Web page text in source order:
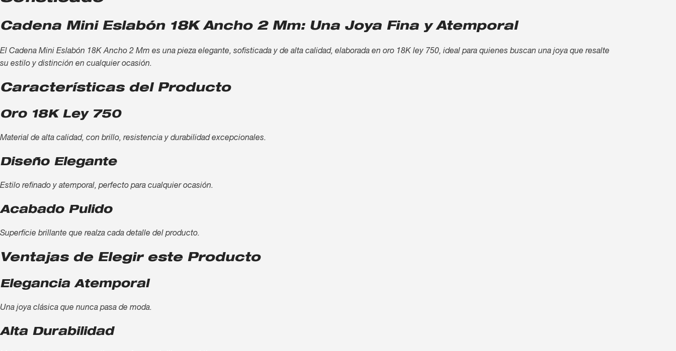
Cadena Mini Eslabón 18K Ancho 2 Mm: Una Joya Fina y Atemporal
El Cadena Mini Eslabón 18K Ancho 2 Mm es una pieza elegante, sofisticada y de alta calidad, elaborada en oro 18K ley 750, ideal para quienes buscan una joya que resalte
su estilo y distinción en cualquier ocasión.
Características del Producto
Oro 18K Ley 750
Material de alta calidad, con brillo, resistencia y durabilidad excepcionales.
Diseño Elegante
Estilo refinado y atemporal, perfecto para cualquier ocasión.
Acabado Pulido
Superficie brillante que realza cada detalle del producto.
Ventajas de Elegir este Producto
Elegancia Atemporal
Una joya clásica que nunca pasa de moda.
Alta Durabilidad